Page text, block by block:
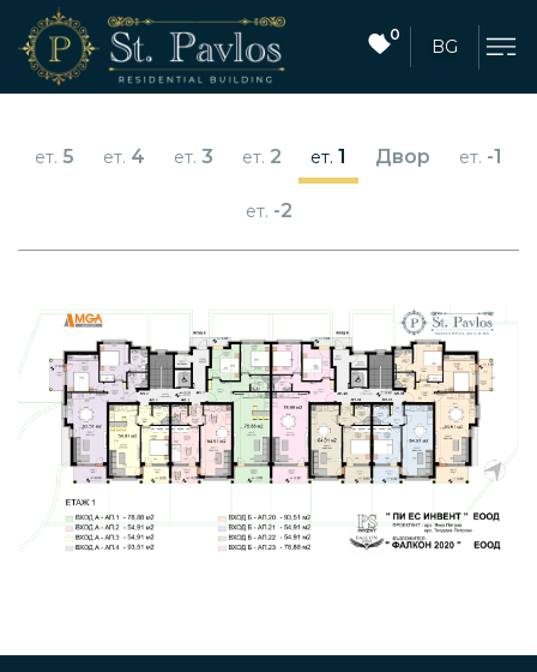
0
BG
ет. 5 ет. 4 ет. 3 ет. 2 ет. 1 Двор ет. -1
ет. -2